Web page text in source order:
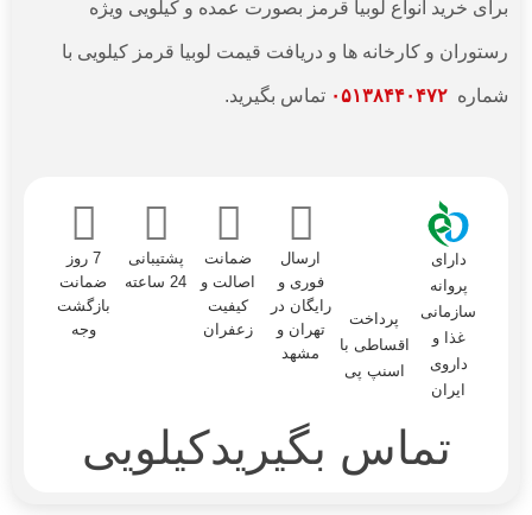
برای خرید انواع لوبیا قرمز بصورت عمده و کیلویی ویژه
رستوران و کارخانه ها و دریافت قیمت لوبیا قرمز کیلویی با
شماره تماس بگیرید.
دارای
پروانه
سازمانی
غذا و
داروی
ایران
پرداخت
اقساطی با
اسنپ پی
ارسال
فوری و
رایگان در
تهران و
مشهد
ضمانت
اصالت و
کیفیت
زعفران
پشتیبانی
24 ساعته
7 روز
ضمانت
بازگشت
وجه
تماس بگیریدکیلویی